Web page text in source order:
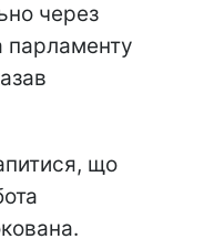
через
парламенту
що